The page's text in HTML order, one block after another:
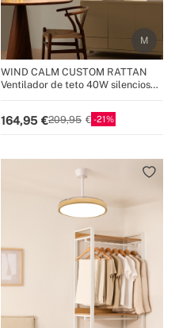
WIND CALM CUSTOM RATTAN
Ventilador de teto 40W silencioso
164,95 209,95 21